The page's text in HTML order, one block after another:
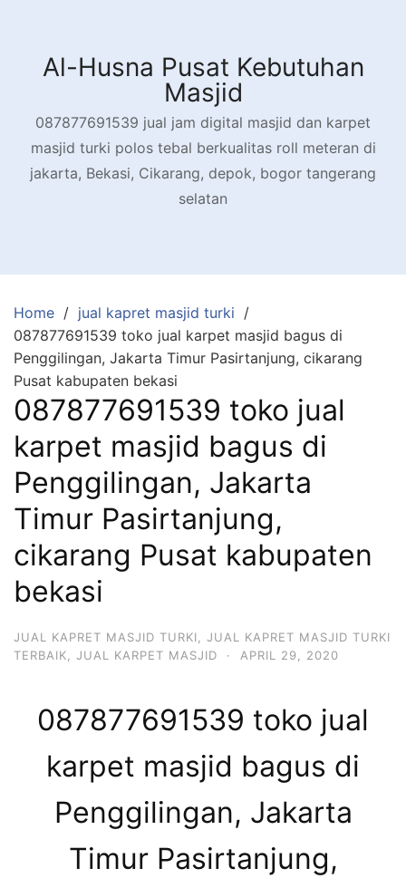
contentAl-Husna Pusat Kebutuhan
Masjid
087877691539 jual jam digital masjid dan karpet
masjid turki polos tebal berkualitas roll meteran di
jakarta, Bekasi, Cikarang, depok, bogor tangerang
selatan
Home
jual kapret masjid turki
087877691539 toko jual karpet masjid bagus di
Penggilingan, Jakarta Timur Pasirtanjung, cikarang
Pusat kabupaten bekasi
087877691539 toko jual
karpet masjid bagus di
Penggilingan, Jakarta
Timur Pasirtanjung,
cikarang Pusat kabupaten
bekasi
JUAL KAPRET MASJID TURKI
JUAL KAPRET MASJID TURKI
TERBAIK
JUAL KARPET MASJID · APRIL 29, 2020
087877691539 toko jual
karpet masjid bagus di
Penggilingan, Jakarta
Timur Pasirtanjung,